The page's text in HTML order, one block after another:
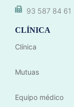
93 587 84 61
CLÍNICA
Clínica
Mutuas
Equipo médico